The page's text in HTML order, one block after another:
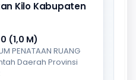
Kilo Kabupaten
(1,0 M)
PENATAAN RUANG
Daerah Provinsi